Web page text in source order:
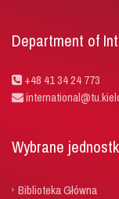
Department of
+48 41 34 24 773
Wybrane
Biblioteka Główna